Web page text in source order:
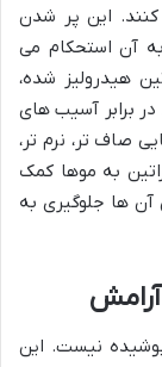
کنند. این پر شدن
به آن استحکام می
هیدرولیز شده،
برابر آسیب های
صاف تر، نرم تر،
به موها کمک
آن ها جلوگیری به
نیست. این